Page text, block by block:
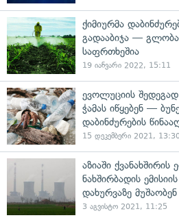
ქიმიურმა
გადააბიჯა —
საფრთხეშია
19 იანვარი 2022, 15:11
ევოლუციის
ჭამას იწყებენ —
დაბინძურების
15 დეკემბერი 2021,
აზიაში
ნახშირბადის
დახურვაზე მუშაობენ
3 აგვისტო 2021, 11:25